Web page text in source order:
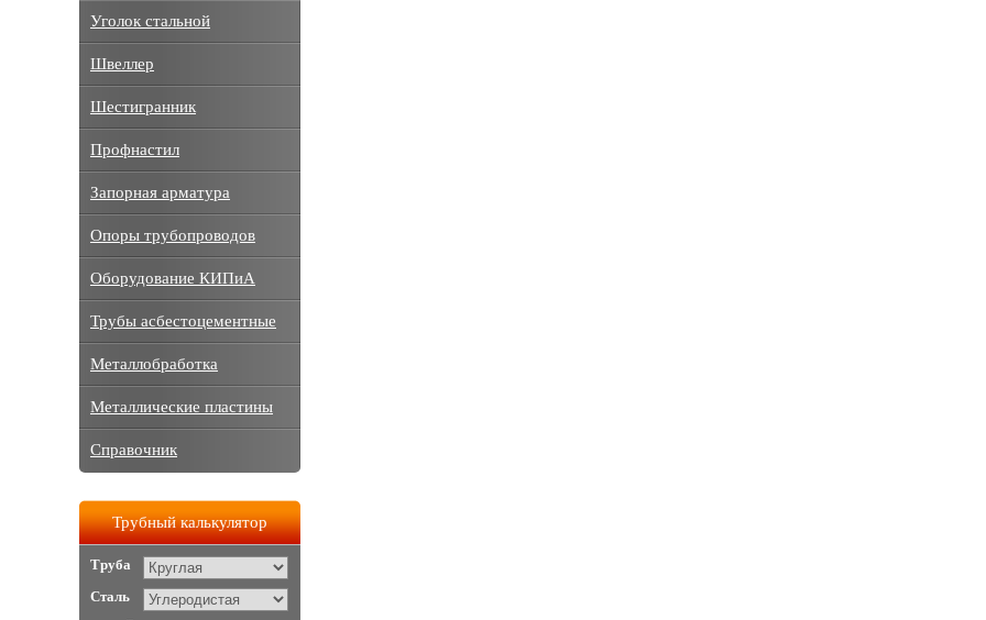
Уголок стальной
Швеллер
Шестигранник
Профнастил
Запорная арматура
Опоры трубопроводов
Оборудование КИПиА
Трубы асбестоцементные
Металлобработка
Металлические пластины
Справочник
Трубный калькулятор
Труба
Сталь